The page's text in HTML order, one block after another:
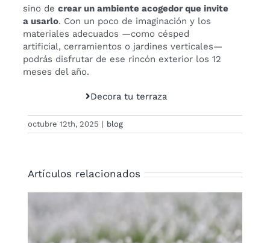
sino decrear un ambiente acogedor que invite
a usarlo. Con un poco de imaginación y los
materiales adecuados —como césped
artificial, cerramientos o jardines verticales—
podrás disfrutar de ese rincón exterior los 12
meses del año.
Decora tu terraza
octubre 12th, 2025 | blog
Artículos relacionados